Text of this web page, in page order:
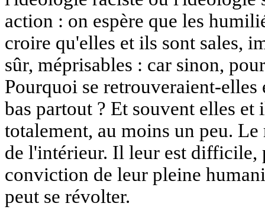
action : on espère que les
croire qu'elles et ils sont sales,
sûr, méprisables : car sinon,
Pourquoi se retrouveraient-elles
bas partout ? Et souvent elles
totalement, au moins un peu.
de l'intérieur. Il leur est difficile,
conviction de leur pleine
peut se révolter.